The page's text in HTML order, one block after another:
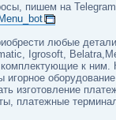
пишем на Telegram
любые
Igrosoft,
к ним.
изготовление
платежные